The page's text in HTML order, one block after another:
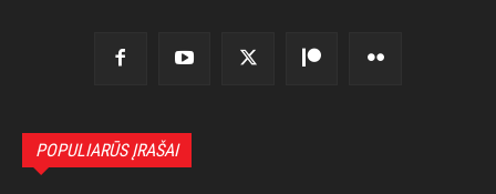
POPULIARŪS ĮRAŠAI